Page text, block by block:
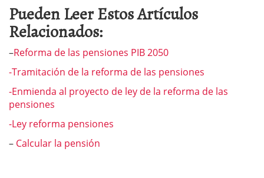
Pueden Leer Estos Artículos
Relacionados:
–Reforma de las pensiones PIB 2050
-Tramitación de la reforma de las pensiones
-Enmienda al proyecto de ley de la reforma de las
pensiones
-Ley reforma pensiones
– Calcular la pensión